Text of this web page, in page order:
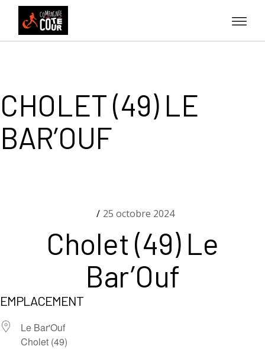
Skip
content
CHOLET (49) LE
BAR’OUF
25 octobre 2024
Cholet (49) Le
Bar’Ouf
EMPLACEMENT
Le Bar'Ouf
Cholet (49)